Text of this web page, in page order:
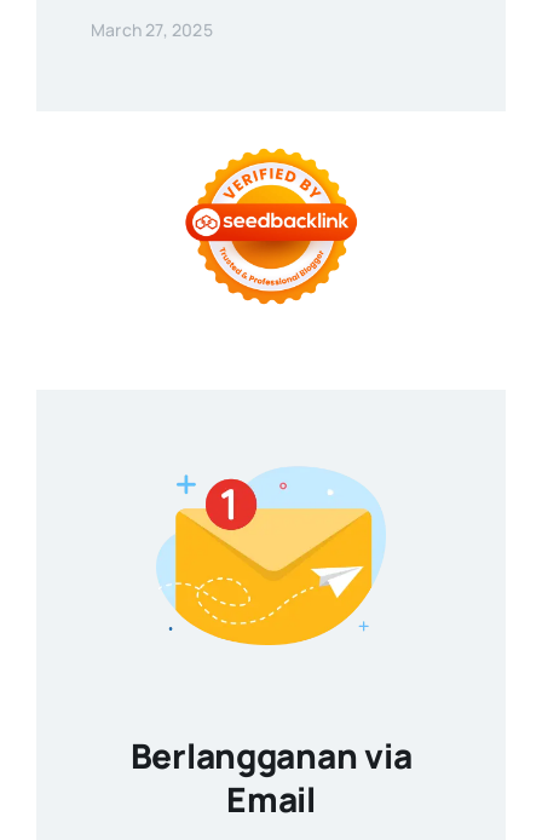
March 27, 2025
Berlangganan via
Email